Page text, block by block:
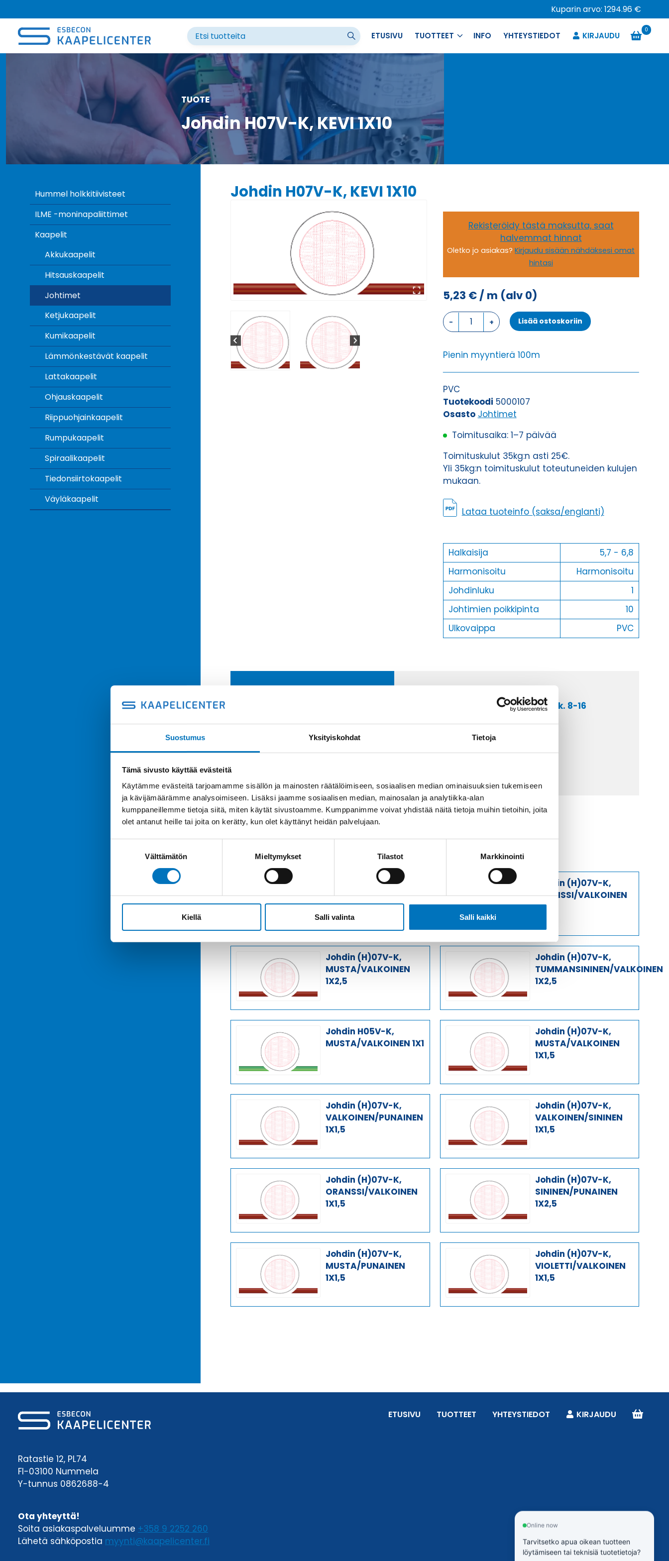
Suostumus Yksityiskohdat Tietoja
Tämä sivusto käyttää evästeitä
Käytämme evästeitä tarjoamamme sisällön ja mainosten räätälöimiseen, sosiaalisen median ominaisuuksien tukemiseen
ja kävijämäärämme analysoimiseen. Lisäksi jaamme sosiaalisen median, mainosalan ja analytiikka-alan
kumppaneillemme tietoja siitä, miten käytät sivustoamme. Kumppanimme voivat yhdistää näitä tietoja muihin tietoihin, joita
olet antanut heille tai joita on kerätty, kun olet käyttänyt heidän palvelujaan.
Välttämätön Mieltymykset Tilastot Markkinointi
Kiellä Salli valinta Salli kaikki
sisältöön
Kuparin arvo: 1294.96 €
ETUSIVU TUOTTEET INFO YHTEYSTIEDOT KIRJAUDU
0
TUOTE
Johdin H07V-K, KEVI 1X10
Hummel holkkitiivisteet
ILME -moninapaliittimet
Kaapelit
Akkukaapelit
Hitsauskaapelit
Johtimet
Ketjukaapelit
Kumikaapelit
Lämmönkestävät kaapelit
Lattakaapelit
Ohjauskaapelit
Riippuohjainkaapelit
Rumpukaapelit
Spiraalikaapelit
Tiedonsiirtokaapelit
Väyläkaapelit
Johdin H07V-K, KEVI 1X10
Rekisteröidy tästä maksutta, saat
halvemmat hinnat
Oletko jo asiakas?Kirjaudu sisään nähdäksesi omat
hintasi
5,23 €/ m (alv 0)
Johdin
H07V-
KEVI
Lisää ostoskoriin
Pienin myyntierä 100m
PVC
Tuotekoodi 5000107
Osasto Johtimet
Toimitusaika: 1–7 päivää
Toimituskulut 35kg:n asti 25€.
Yli 35kg:n toimituskulut toteutuneiden kulujen
mukaan.
Lataa tuoteinfo (saksa/englanti)
Halkaisija
5,7 - 6,8
Harmonisoitu
Harmonisoitu
Johdinluku
1
Johtimien poikkipinta
10
Ulkovaippa
PVC
Anna meidän
auttaa.
Soita asiakaspalveluumme ark. 8-16
Saman kaapelin eri versiot
Johdin (H)07V-K,
RUSKEA/VALKOINEN
1X2,5
Johdin (H)07V-K,
ORANSSI/VALKOINEN
1X2,5
Johdin (H)07V-K,
MUSTA/VALKOINEN
1X2,5
Johdin (H)07V-K,
TUMMANSININEN/VALKOINEN
1X2,5
Johdin H05V-K,
MUSTA/VALKOINEN 1X1
Johdin (H)07V-K,
MUSTA/VALKOINEN
1X1,5
Johdin (H)07V-K,
VALKOINEN/PUNAINEN
1X1,5
Johdin (H)07V-K,
VALKOINEN/SININEN
1X1,5
Johdin (H)07V-K,
ORANSSI/VALKOINEN
1X1,5
Johdin (H)07V-K,
SININEN/PUNAINEN
1X2,5
Johdin (H)07V-K,
MUSTA/PUNAINEN
1X1,5
Johdin (H)07V-K,
VIOLETTI/VALKOINEN
1X1,5
Ratastie 12, PL74
FI-03100 Nummela
Y-tunnus 0862688-4
Ota yhteyttä!
Soita asiakaspalveluumme +358 9 2252 260
Lähetä sähköpostia myynti@kaapelicenter.fi
ETUSIVU TUOTTEET YHTEYSTIEDOT KIRJAUDU
Online now
Tarvitsetko apua oikean tuotteen
löytämiseen tai teknisiä tuotetietoja?